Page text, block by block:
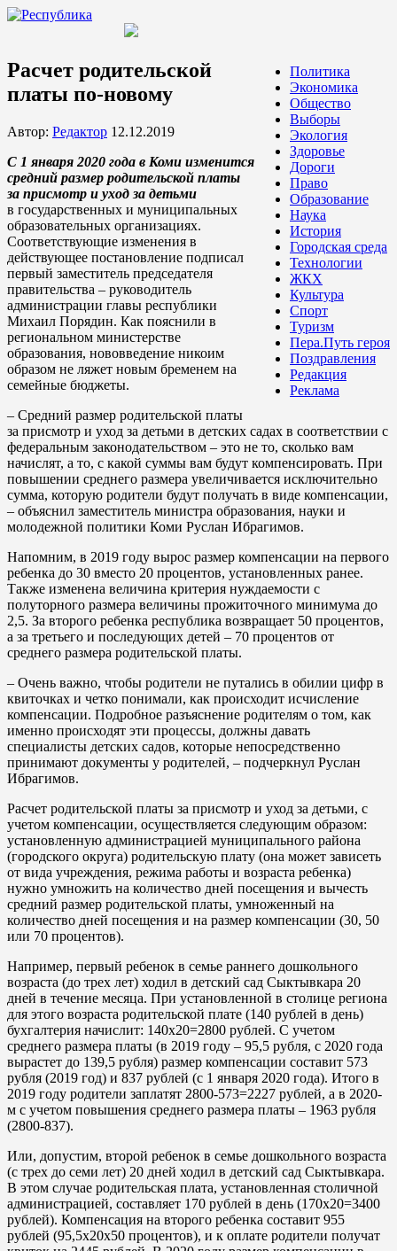
Политика
Экономика
Общество
Выборы
Экология
Здоровье
Дороги
Право
Образование
Наука
История
Городская среда
Технологии
ЖКХ
Культура
Спорт
Туризм
Пера.Путь героя
Поздравления
Редакция
Реклама
Расчет родительской
платы по-новому
Автор: Редактор 12.12.2019
С 1 января 2020 года в Коми изменится
средний размер родительской платы
за присмотр и уход за детьми
в государственных и муниципальных
образовательных организациях.
Соответствующие изменения в
действующее постановление подписал
первый заместитель председателя
правительства – руководитель
администрации главы республики
Михаил Порядин. Как пояснили в
региональном министерстве
образования, нововведение никоим
образом не ляжет новым бременем на
семейные бюджеты.
– Средний размер родительской платы
за присмотр и уход за детьми в детских садах в соответствии с
федеральным законодательством – это не то, сколько вам
начислят, а то, с какой суммы вам будут компенсировать. При
повышении среднего размера увеличивается исключительно
сумма, которую родители будут получать в виде компенсации,
– объяснил заместитель министра образования, науки и
молодежной политики Коми Руслан Ибрагимов.
Напомним, в 2019 году вырос размер компенсации на первого
ребенка до 30 вместо 20 процентов, установленных ранее.
Также изменена величина критерия нуждаемости с
полуторного размера величины прожиточного минимума до
2,5. За второго ребенка республика возвращает 50 процентов,
а за третьего и последующих детей – 70 процентов от
среднего размера родительской платы.
– Очень важно, чтобы родители не путались в обилии цифр в
квиточках и четко понимали, как происходит исчисление
компенсации. Подробное разъяснение родителям о том, как
именно происходят эти процессы, должны давать
специалисты детских садов, которые непосредственно
принимают документы у родителей, – подчеркнул Руслан
Ибрагимов.
Расчет родительской платы за присмотр и уход за детьми, с
учетом компенсации, осуществляется следующим образом:
установленную администрацией муниципального района
(городского округа) родительскую плату (она может зависеть
от вида учреждения, режима работы и возраста ребенка)
нужно умножить на количество дней посещения и вычесть
средний размер родительской платы, умноженный на
количество дней посещения и на размер компенсации (30, 50
или 70 процентов).
Например, первый ребенок в семье раннего дошкольного
возраста (до трех лет) ходил в детский сад Сыктывкара 20
дней в течение месяца. При установленной в столице региона
для этого возраста родительской плате (140 рублей в день)
бухгалтерия начислит: 140х20=2800 рублей. С учетом
среднего размера платы (в 2019 году – 95,5 рубля, с 2020 года
вырастет до 139,5 рубля) размер компенсации составит 573
рубля (2019 год) и 837 рублей (с 1 января 2020 года). Итого в
2019 году родители заплатят 2800-573=2227 рублей, а в 2020-
м с учетом повышения среднего размера платы – 1963 рубля
(2800-837).
Или, допустим, второй ребенок в семье дошкольного возраста
(с трех до семи лет) 20 дней ходил в детский сад Сыктывкара.
В этом случае родительская плата, установленная столичной
администрацией, составляет 170 рублей в день (170х20=3400
рублей). Компенсация на второго ребенка составит 955
рублей (95,5х20х50 процентов), и к оплате родители получат